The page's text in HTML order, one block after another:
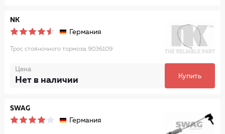
NK
Германия
Трос стояночного тормоза 9036109
Цена
Нет в наличии Купить
SWAG
Германия